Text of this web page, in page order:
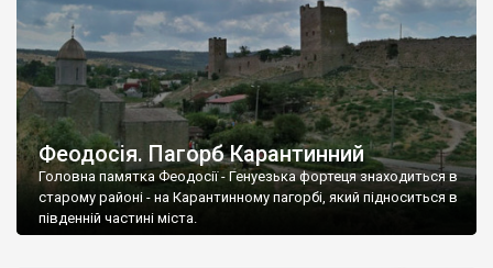
Феодосія. Пагорб Карантинний
Головна памятка Феодосії - Генуезька фортеця знаходиться в
старому районі - на Карантинному пагорбі, який підноситься в
південній частині міста.